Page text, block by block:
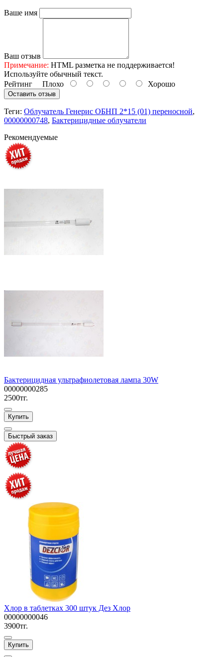
Ваше имя
Ваш отзыв
Примечание: HTML разметка не поддерживается!
Используйте обычный текст.
Рейтинг Плохо Хорошо
Оставить отзыв
Теги: Облучатель Генерис ОБНП 2*15 (01) переносной,
00000000748, Бактерицидные облучатели
Рекомендуемые
Бактерицидная ультрафиолетовая лампа 30W
00000000285
2500тг.
Купить
Быстрый заказ
Хлор в таблетках 300 штук Дез Хлор
00000000046
3900тг.
Купить